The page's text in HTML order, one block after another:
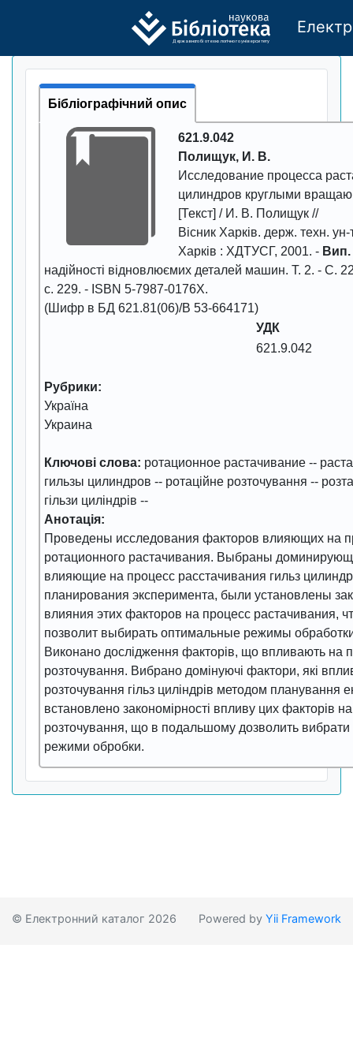
Державного бі отехно логічно го універси тету
Бібліографічний опис
621.9.042
Полищук, И. В.
Исследование процесса
цилиндров круглыми
[Текст] / И. В. Полищук //
Вісник Харків. держ. техн. ун-
Харків : ХДТУСГ, 2001. - Вип.
надійності відновлюємих деталей машин. Т. 2. - С.
с. 229. - ISBN 5-7987-0176Х.
(Шифр в БД 621.81(06)/В 53-664171)
УДК
621.9.042
Рубрики:
Україна
Украина
Ключові слова: ротационное растачивание --
гильзы цилиндров -- ротаційне розточування --
гільзи циліндрів --
Анотація:
Проведены исследования факторов влияющих на
ротационного растачивания. Выбраны
влияющие на процесс расстачивания гильз
планирования эксперимента, были установлены
влияния этих факторов на процесс растачивания,
позволит выбирать оптимальные режимы
Виконано дослідження факторів, що впливають на
розточування. Вибрано домінуючі фактори, які
розточування гільз циліндрів методом планування
встановлено закономірності впливу цих факторів
розточування, що в подальшому дозволить вибрати
режими обробки.
© Електронний каталог 2026 Powered by Yii Framework